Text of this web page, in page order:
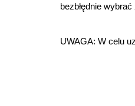
bezbłędnie
UWAGA: W celu